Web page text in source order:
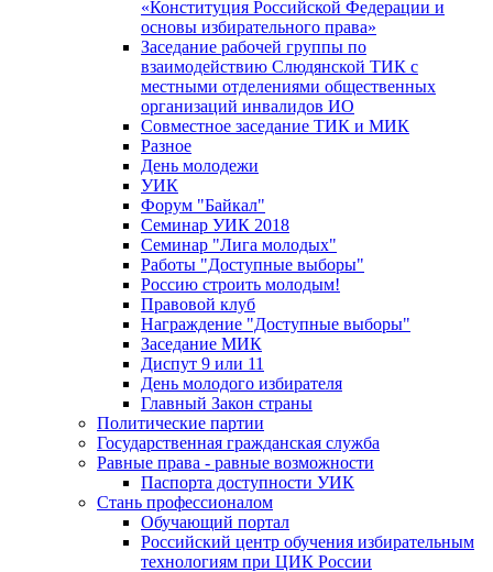
«Конституция Российской Федерации и
основы избирательного права»
Заседание рабочей группы по
взаимодействию Слюдянской ТИК с
местными отделениями общественных
организаций инвалидов ИО
Совместное заседание ТИК и МИК
Разное
День молодежи
УИК
Форум "Байкал"
Семинар УИК 2018
Семинар "Лига молодых"
Работы "Доступные выборы"
Россию строить молодым!
Правовой клуб
Награждение "Доступные выборы"
Заседание МИК
Диспут 9 или 11
День молодого избирателя
Главный Закон страны
Политические партии
Государственная гражданская служба
Равные права - равные возможности
Паспорта доступности УИК
Стань профессионалом
Обучающий портал
Российский центр обучения избирательным
технологиям при ЦИК России